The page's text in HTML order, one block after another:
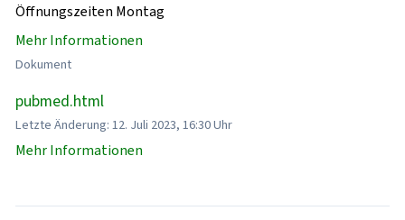
Öffnungszeiten Montag
Mehr Informationen
Dokument
pubmed.html
Letzte Änderung: 12. Juli 2023, 16:30 Uhr
Mehr Informationen